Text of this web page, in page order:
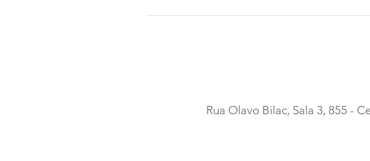
Rua Olavo Bilac, Sala 3, 855 -